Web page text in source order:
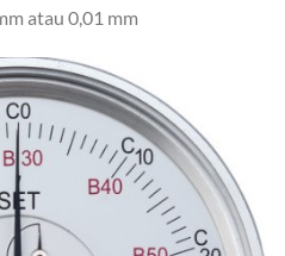
atau 0,01 mm